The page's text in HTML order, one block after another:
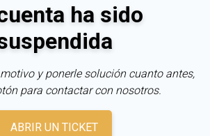
ha sido
y ponerle solución cuanto antes,
para contactar con nosotros.
ABRIR UN TICKET